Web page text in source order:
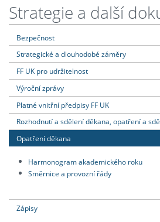
Strategie a další
Bezpečnost
Strategické a dlouhodobé záměry
FF UK pro udržitelnost
Výroční zprávy
Platné vnitřní předpisy FF UK
Rozhodnutí a sdělení děkana, opatření a
Opatření děkana
Harmonogram akademického roku
Směrnice a provozní řády
Zápisy